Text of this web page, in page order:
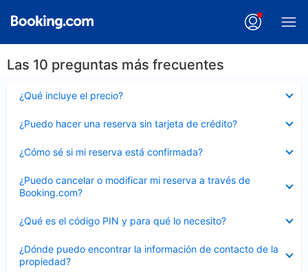
Las 10 preguntas más frecuentes
¿Qué incluye el precio?
cerrado
¿Puedo hacer una reserva sin tarjeta de crédito?
cerrado
¿Cómo sé si mi reserva está confirmada?
cerrado
¿Puedo cancelar o modificar mi reserva a través de
Booking.com?
cerrado
¿Qué es el código PIN y para qué lo necesito?
cerrado
¿Dónde puedo encontrar la información de contacto de la
propiedad?
cerrado